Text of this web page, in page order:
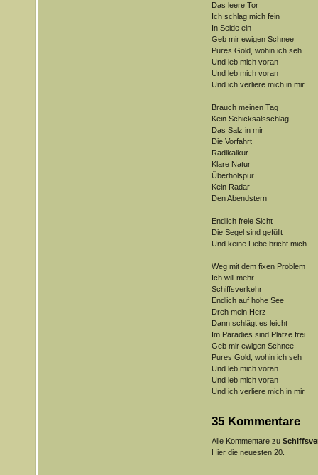
Das leere Tor
Ich schlag mich fein
In Seide ein
Geb mir ewigen Schnee
Pures Gold, wohin ich seh
Und leb mich voran
Und leb mich voran
Und ich verliere mich in mir
Brauch meinen Tag
Kein Schicksalsschlag
Das Salz in mir
Die Vorfahrt
Radikalkur
Klare Natur
Überholspur
Kein Radar
Den Abendstern
Endlich freie Sicht
Die Segel sind gefüllt
Und keine Liebe bricht mich
Weg mit dem fixen Problem
Ich will mehr
Schiffsverkehr
Endlich auf hohe See
Dreh mein Herz
Dann schlägt es leicht
Im Paradies sind Plätze frei
Geb mir ewigen Schnee
Pures Gold, wohin ich seh
Und leb mich voran
Und leb mich voran
Und ich verliere mich in mir
35 Kommentare
Alle Kommentare zu
Hier die neuesten 20.